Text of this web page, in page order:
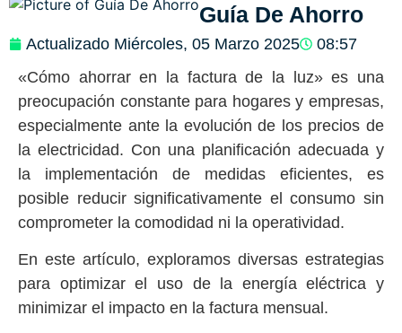
Guía De Ahorro
Actualizado Miércoles, 05 Marzo 2025
08:57
«Cómo ahorrar en la factura de la luz» es una
preocupación constante para hogares y empresas,
especialmente ante la evolución de los precios de
la electricidad. Con una planificación adecuada y
la implementación de medidas eficientes, es
posible reducir significativamente el consumo sin
comprometer la comodidad ni la operatividad.
En este artículo, exploramos diversas estrategias
para optimizar el uso de la energía eléctrica y
minimizar el impacto en la factura mensual.